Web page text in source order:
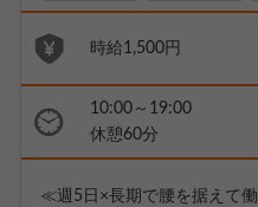
時給1,500円
10:00～19:00
休憩60分
≪週5日×長期で腰を据えて